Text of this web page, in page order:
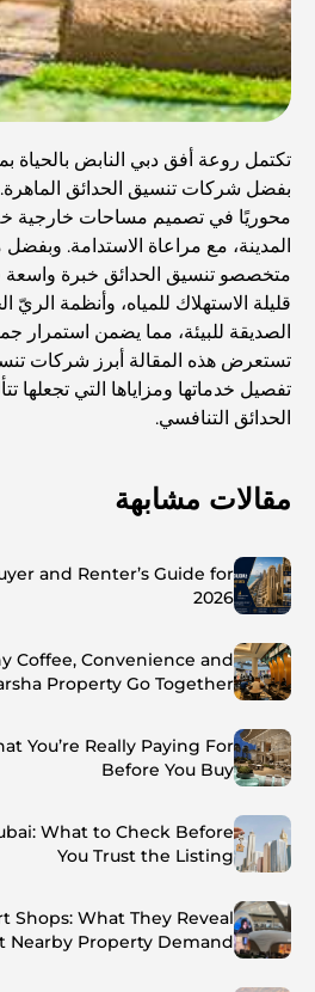
تكتمل روعة أفق دبي النابض بالحياة
بفضل شركات تنسيق الحدائق
محوريًا في تصميم مساحات خارجية
المدينة، مع مراعاة الاستدامة. وبفضل
متخصصو تنسيق الحدائق خبرة واسعة
قليلة الاستهلاك للمياه، وأنظمة الريّ
الصديقة للبيئة، مما يضمن استمرار
تستعرض هذه المقالة أبرز شركات
تفصيل خدماتها ومزاياها التي
الحدائق التنافسي.
مقالات مشابهة
and Renter’s Guide for
2026
Coffee, Convenience and
Property Go Together
You’re Really Paying For
Before You Buy
What to Check Before
You Trust the Listing
Shops: What They Reveal
Nearby Property Demand